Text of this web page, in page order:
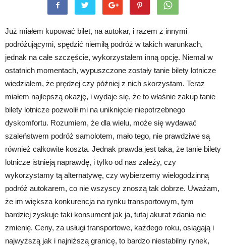
Już miałem kupować bilet, na autokar, i razem z innymi
podróżującymi, spędzić niemiłą podróż w takich warunkach,
jednak na całe szczęście, wykorzystałem inną opcję. Niemal w
ostatnich momentach, wypuszczone zostały tanie bilety lotnicze
wiedziałem, że prędzej czy później z nich skorzystam. Teraz
miałem najlepszą okazję, i wydaje się, że to właśnie zakup tanie
bilety lotnicze pozwolił mi na uniknięcie niepotrzebnego
dyskomfortu. Rozumiem, że dla wielu, może się wydawać
szaleństwem podróż samolotem, mało tego, nie prawdziwe są
również całkowite koszta. Jednak prawda jest taka, że tanie bilety
lotnicze istnieją naprawdę, i tylko od nas zależy, czy
wykorzystamy tą alternatywę, czy wybierzemy wielogodzinną
podróż autokarem, co nie wszyscy znoszą tak dobrze. Uważam,
że im większa konkurencja na rynku transportowym, tym
bardziej zyskuje taki konsument jak ja, tutaj akurat zdania nie
zmienię. Ceny, za usługi transportowe, każdego roku, osiągają i
najwyższą jak i najniższą granicę, to bardzo niestabilny rynek,